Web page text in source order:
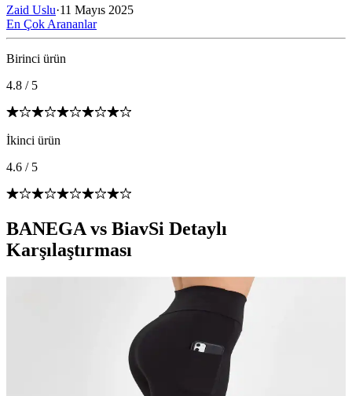
Zaid Uslu·11 Mayıs 2025
En Çok Arananlar
Birinci ürün
4.8 / 5
İkinci ürün
4.6 / 5
BANEGA vs BiavSi Detaylı
Karşılaştırması